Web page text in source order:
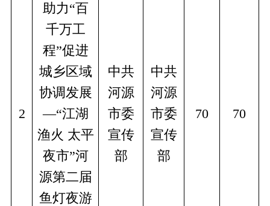
2
助力“百
千万工
程”促进
城乡区域
协调发展
—“江湖
渔火 太平
夜市”河
源第二届
鱼灯夜游
中共
河源
市委
宣传
部
中共
河源
市委
宣传
部
70 70